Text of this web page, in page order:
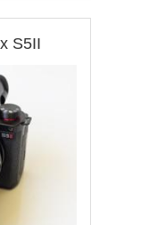
S5II